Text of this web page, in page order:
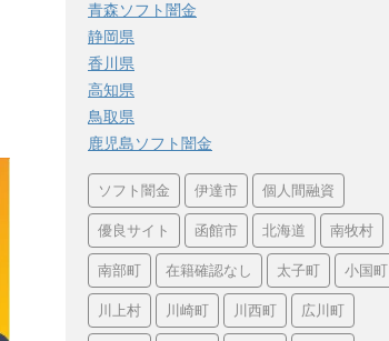
青森ソフト闇金
静岡県
香川県
高知県
鳥取県
鹿児島ソフト闇金
ソフト闇金 伊達市 個人間融資
優良サイト 函館市 北海道 南牧村
南部町 在籍確認なし 太子町 小国町
川上村 川崎町 川西町 広川町